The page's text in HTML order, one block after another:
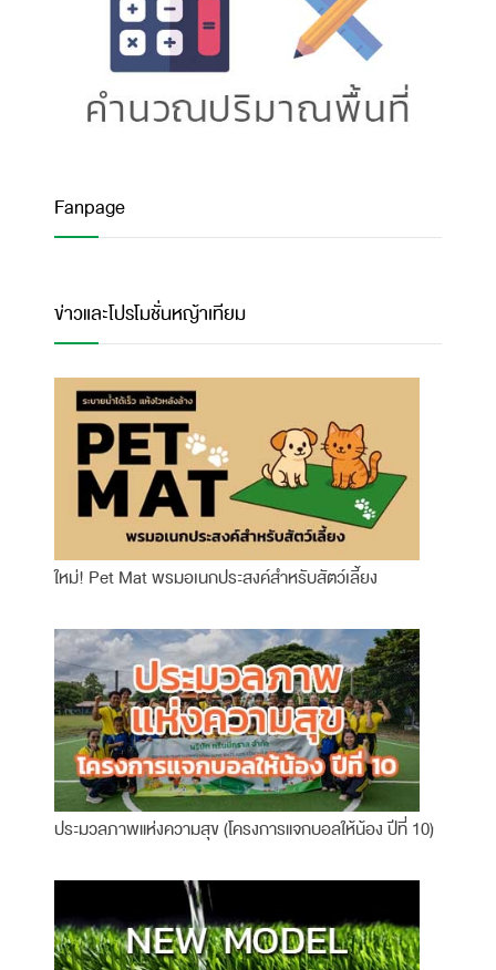
Fanpage
ข่าวและโปรโมชั่นหญ้าเทียม
ใหม่! Pet Mat พรมอเนกประสงค์สำหรับสัตว์เลี้ยง
ประมวลภาพแห่งความสุข (โครงการแจกบอลให้น้อง ปีที่ 10)